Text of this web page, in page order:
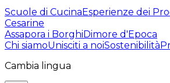
Scuole di CucinaEsperienze dei
Cesarine
Assapora i BorghiDimore d'Epoca
Chi siamoUnisciti a noiSostenibilità
Cambia lingua